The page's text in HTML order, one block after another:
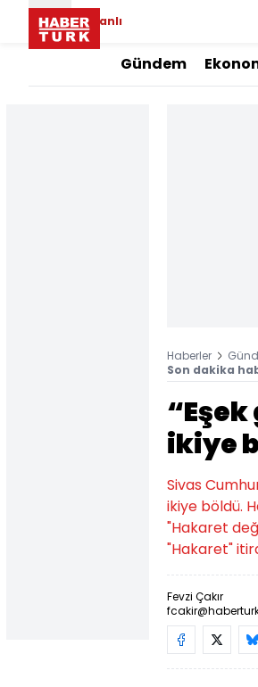
Canlı
Gündem
Haberler
Son dakika
ikiye
Sivas
ikiye böldü.
"Hakaret
"Hakaret"
Fevzi Çakır